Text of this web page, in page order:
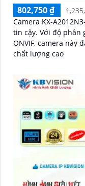
802,750 ₫
Camera KX-
tin cậy. Với độ phân giải 2.0 MP và công nghệ ban đêm
ONVIF, camera này
chất lượng cao